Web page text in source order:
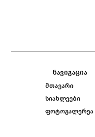
ნავიგაცია
მთავარი
სიახლეები
ფოტოგალერეა